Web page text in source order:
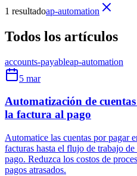
1 resultadoap-automation
Todos los artículos
accounts-payableap-automation
5 mar
Automatización de
la factura al pago
Automatice las cuentas por pagar
facturas hasta el flujo de trabajo
pago. Reduzca los costos de
pagos atrasados.